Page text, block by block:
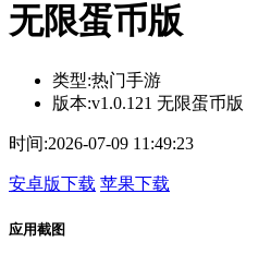
无限蛋币版
类型:热门手游
版本:v1.0.121 无限蛋币版
时间:2026-07-09 11:49:23
安卓版下载 苹果下载
应用截图